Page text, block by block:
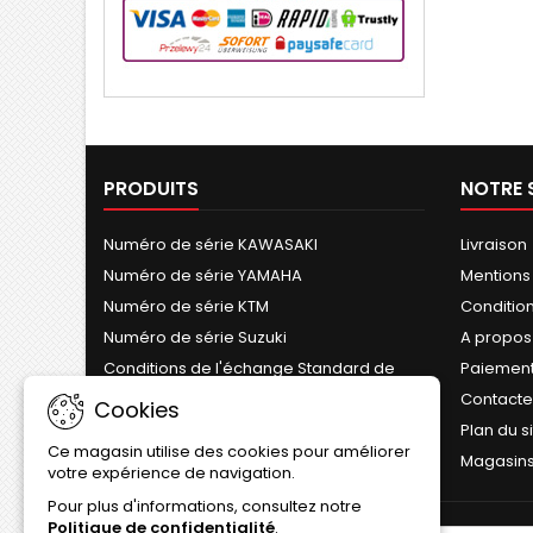
PRODUITS
Numéro de série KAWASAKI
Numéro de série YAMAHA
Numéro de série KTM
Numéro de série Suzuki
Conditions de l'échange Standard de
Cylindre
NOTRE
Livraison
A propos
Plan du
Magasins
Cookies
Ce magasin utilise des cookies pour améliorer
votre expérience de navigation.
Pour plus d'informations, consultez notre
Politique de confidentialité.